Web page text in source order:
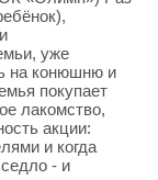
уже
на конюшню и
покупает
лакомство,
акции:
и когда
- и